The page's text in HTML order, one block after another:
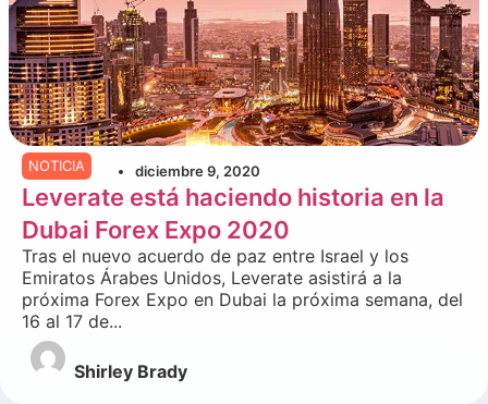
NOTICIA diciembre 9, 2020
Leverate está haciendo historia en la
Dubai Forex Expo 2020
Tras el nuevo acuerdo de paz entre Israel y los
Emiratos Árabes Unidos, Leverate asistirá a la
próxima Forex Expo en Dubai la próxima semana, del
16 al 17 de...
Shirley Brady